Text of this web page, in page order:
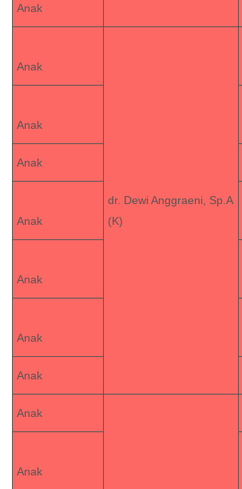
Anak
Anak
dr. Dewi Anggraeni, Sp.A
(K)
Anak
Anak
Anak
Anak
Anak
Anak
Anak
Anak